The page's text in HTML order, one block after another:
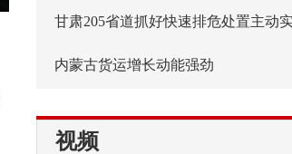
内蒙古货运增长动能强劲
视频